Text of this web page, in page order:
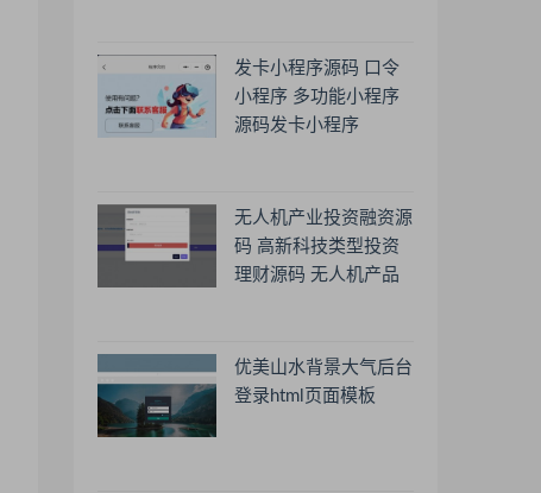
发卡小程序源码 口令
小程序 多功能小程序
源码发卡小程序
无人机产业投资融资源
码 高新科技类型投资
理财源码 无人机产品
优美山水背景大气后台
登录html页面模板